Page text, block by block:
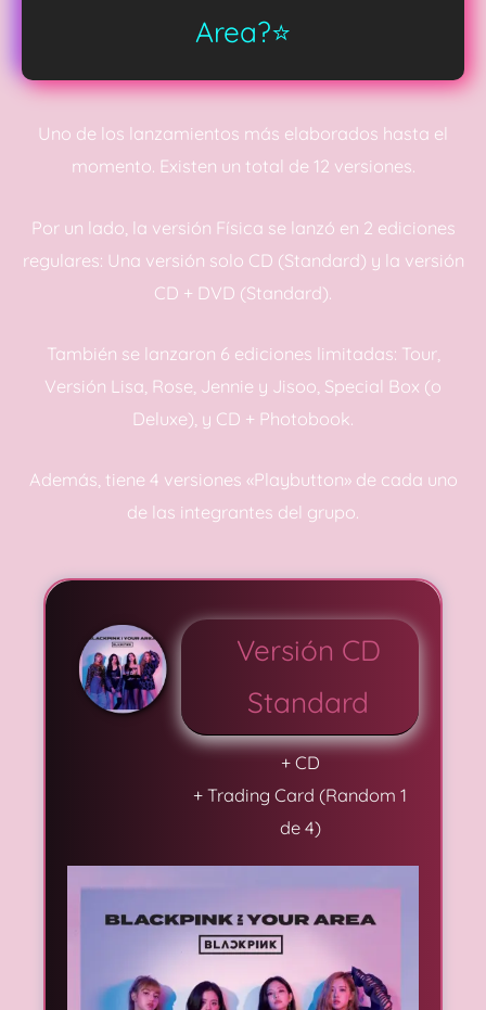
Area?⭐
Uno de los lanzamientos más elaborados hasta el
momento. Existen un total de 12 versiones.
Por un lado, la versión Física se lanzó en 2 ediciones
regulares: Una versión solo CD (Standard) y la versión
CD + DVD (Standard).
También se lanzaron 6 ediciones limitadas: Tour,
Versión Lisa, Rose, Jennie y Jisoo, Special Box (o
Deluxe), y CD + Photobook.
Además, tiene 4 versiones «Playbutton» de cada uno
de las integrantes del grupo.
Versión CD
Standard
+ CD
+ Trading Card (Random 1
de 4)